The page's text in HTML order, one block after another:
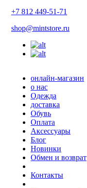
+7 812 449-51-71
shop@mintstore.ru
онлайн-магазин
о нас
Одежда
доставка
Обувь
Оплата
Аксессуары
Блог
Новинки
Обмен и возврат
Контакты